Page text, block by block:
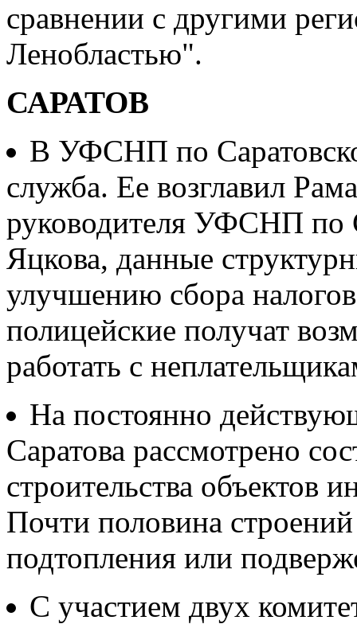
сравнении с другими
Ленобластью".
САРАТОВ
В УФСНП по
служба. Ее возглавил
руководителя УФСНП по
Яцкова, данные
улучшению сбора
полицейские получат
работать с
На постоянно
Саратова рассмотрено
строительства объектов
Почти половина
подтопления или
С участием двух